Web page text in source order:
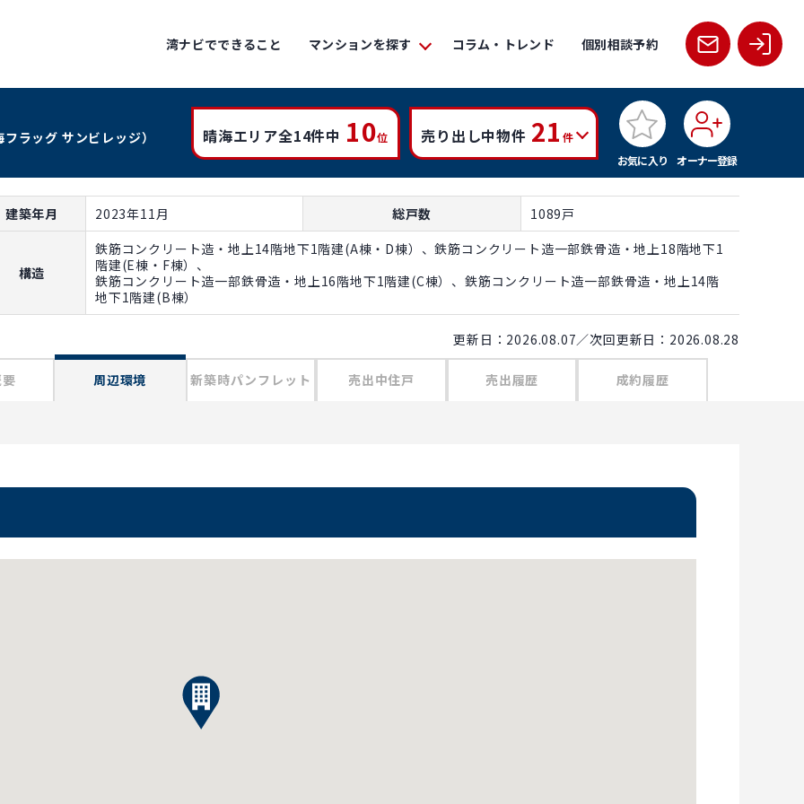
湾ナビでできること マンションを探す コラム・トレンド 個別相談予約
ラッグ サンビレッジ） 晴海エリア全14件中 10位 売り出し中物件 21件
お気に入り
オーナー登録
建築年月 2023年11月 総戸数 1089戸
構造
鉄筋コンクリート造・地上14階地下1階建(A棟・D棟）、鉄筋コンクリート造一部鉄骨造・地上18階地下1
階建(E棟・F棟）、
鉄筋コンクリート造一部鉄骨造・地上16階地下1階建(C棟）、鉄筋コンクリート造一部鉄骨造・地上14階
地下1階建(B棟）
更新日：2026.08.07／次回更新日：2026.08.28
周辺環境 新築時パンフレット 売出中住戸 売出履歴 成約履歴